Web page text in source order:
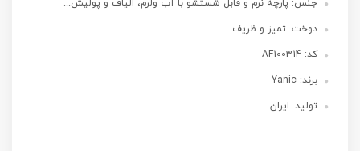
جنس: پارچه نرم و قابل شستشو با آب ولرم، الیاف و پولیش...
دوخت: تمیز و ظریف
کد: AF100314
برند: Yanic
تولید: ایران